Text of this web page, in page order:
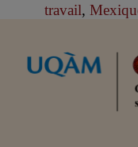
travail,